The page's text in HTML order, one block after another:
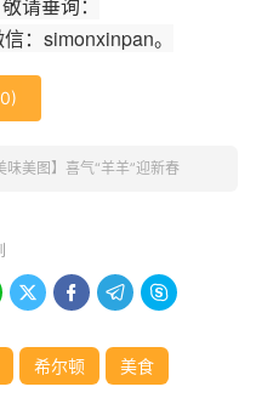
请垂询：
： simonxinpan。
0)
味美图】喜气“羊羊”迎新春
   
希尔顿 美食